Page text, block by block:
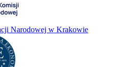
Narodowej w Krakowie